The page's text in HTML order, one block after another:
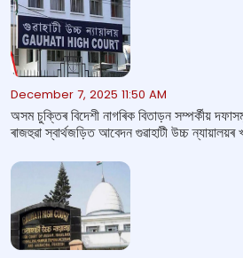
December 7, 2025 11:50 AM
অসম চুক্তিৰ বিদেশী নাগৰিক বিতাড়ন সম্পৰ্কীয়
ৰাজহুৱা স্বার্থজড়িত আবেদন গুৱাহাটী উচ্চ ন্যায়ালয়ৰ